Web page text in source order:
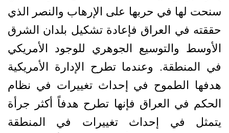
سنحت لها في حربها على الإرهاب والنصر الذي
حققته في العراق فإعادة تشكيل بلدان الشرق
الأوسط والتوسيع الجوهري للوجود الأمريكي
في المنطقة. وعندما تطرح الإدارة الأمريكية
هدفها الطموح في إحداث تغييرات في نظام
الحكم في العراق فإنها تطرح هدفاً أكثر جرأة
يتمثل في إحداث تغييرات في المنطقة